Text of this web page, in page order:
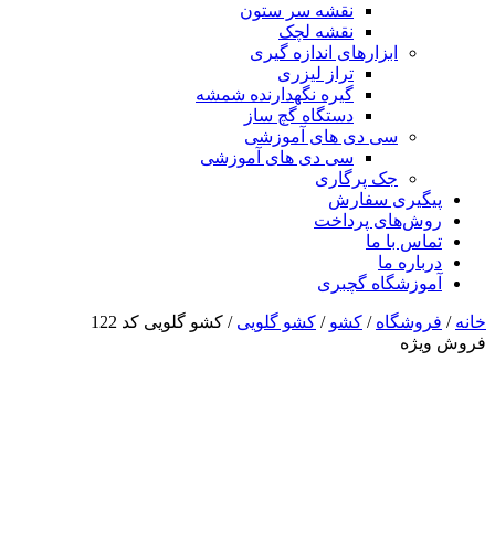
نقشه سر ستون
نقشه لچک
ابزارهای اندازه گیری
تراز لیزری
گیره نگهدارنده شمشه
دستگاه گچ ساز
سی دی های آموزشی
سی دی های آموزشی
جک پرگاری
پیگیری سفارش
روش‌های پرداخت
تماس با ما
درباره ما
آموزشگاه گچبری
خانه / فروشگاه / کشو / کشو گلویی / کشو گلویی کد 122
فروش ویژه